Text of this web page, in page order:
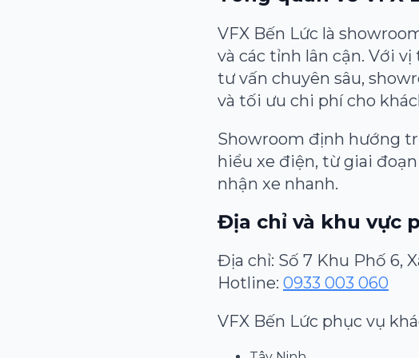
VFX Bến Lức là
và các tỉnh lân cận. Với
tư vấn chuyên sâu,
và tối ưu chi phí cho
Showroom định hướng
hiểu xe điện, từ giai
nhận xe nhanh.
Địa chỉ và khu vực
Địa chỉ: Số 7 Khu Phố 6,
Hotline: 0933 003 060
VFX Bến Lức phục vụ